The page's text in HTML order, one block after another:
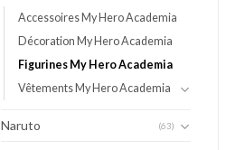
Accessoires My Hero Academia
Décoration My Hero Academia
Figurines My Hero Academia
Vêtements My Hero Academia
Naruto (63)